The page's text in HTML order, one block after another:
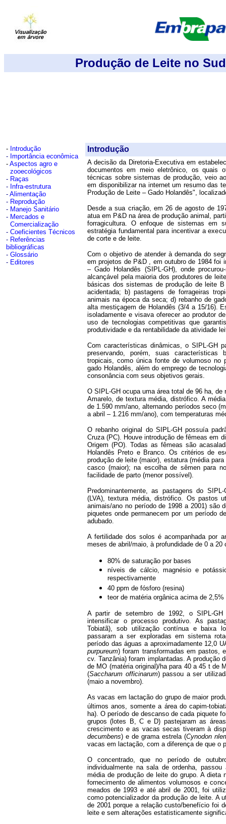
Produção de Leite no
- Introdução
- Importância econômica
- Aspectos agro e
zooecológicos
- Raças
- Infra-estrutura
- Alimentação
- Reprodução
- Manejo Sanitário
- Mercados e
Comercialização
- Coeficientes Técnicos
- Referências
bibliográficas
- Glossário
- Editores
Introdução
A decisão da Diretoria-Executiva em
documentos em meio eletrônico, os quais
técnicas sobre sistemas de produção, veio
em disponibilizar na internet um resumo das
Produção de Leite – Gado Holandês",
Desde a sua criação, em 26 de agosto de
atua em P&D na área de produção animal,
forragicultura. O enfoque de sistemas em
estratégia fundamental para incentivar a
de corte e de leite.
Com o objetivo de atender à demanda do
em projetos de P&D , em outubro de 1984 foi
– Gado Holandês (SIPL-GH), onde
alcançável pela maioria dos produtores de
básicas dos sistemas de produção de leite
acidentada; b) pastagens de forrageiras
animais na época da seca; d) rebanho de
alta mestiçagem de Holandês (3/4 a 15/16).
isoladamente e visava oferecer ao produtor
uso de tecnologias competitivas que
produtividade e da rentabilidade da atividade
Com características dinâmicas, o SIPL-GH
preservando, porém, suas características
tropicais, como única fonte de volumoso no
gado Holandês, além do emprego de
consonância com seus objetivos gerais.
O SIPL-GH ocupa uma área total de 96 ha,
Amarelo, de textura média, distrófico. A
de 1.590 mm/ano, alternando períodos seco
a abril – 1.216 mm/ano), com temperaturas
O rebanho original do SIPL-GH possuía
Cruza (PC). Houve introdução de fêmeas em
Origem (PO). Todas as fêmeas são
Holandês Preto e Branco. Os critérios de
produção de leite (maior), estatura (média
casco (maior); na escolha de sêmen para
facilidade de parto (menor possível).
Predominantemente, as pastagens do
(LVA), textura média, distrófico. Os pastos
animais/ano no período de 1998 a 2001) são
piquetes onde permanecem por um período
adubado.
A fertilidade dos solos é acompanhada por
meses de abril/maio, à profundidade de 0 a
80% de saturação por bases
níveis de cálcio, magnésio e
respectivamente
40 ppm de fósforo (resina)
teor de matéria orgânica acima de 2,5%
A partir de setembro de 1992, o SIPL-
intensificar o processo produtivo. As
Tobiatã), sob utilização contínua e baixa
passaram a ser exploradas em sistema
período das águas a aproximadamente 12,0
purpureum) foram transformadas em pastos,
cv. Tanzânia) foram implantadas. A produção
de MO (matéria original)/ha para 40 a 45 t de
(Saccharum officinarum) passou a ser
(maio a novembro).
As vacas em lactação do grupo de maior
últimos anos, somente a área do capim-
ha). O período de descanso de cada piquete
grupos (lotes B, C e D) pastejaram as
crescimento e as vacas secas tiveram à
decumbens) e de grama estrela (Cynodon
vacas em lactação, com a diferença de que o
O concentrado, que no período de
individualmente na sala de ordenha,
média de produção de leite do grupo. A
fornecimento de alimentos volumosos e
meados de 1993 e até abril de 2001, foi
como potencializador da produção de leite. A
de 2001 porque a relação custo/benefício foi
leite e sem alterações estatisticamente